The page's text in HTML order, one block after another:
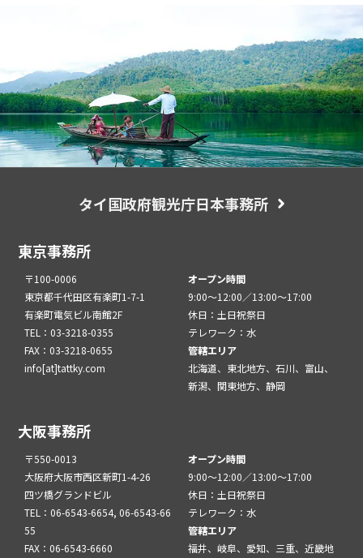
タイ国政府観光庁日本事務所
東京事務所
〒100-0006
東京都千代田区有楽町1-7-1
有楽町電気ビル南館2F
TEL：03-3218-0355
FAX：03-3218-0655
info[at]tattky.com
オープン時間
9:00～12:00／13:00～17:00
休日：土日祝祭日
テレワーク：水
管轄エリア
北海道、東北地方、石川、富山、
新潟、関東地方、静岡
大阪事務所
〒550-0013
大阪府大阪市西区新町1-4-26
四ツ橋グランドビル
TEL：06-6543-6654, 06-6543-66
55
FAX：06-6543-6660
オープン時間
9:00～12:00／13:00～17:00
休日：土日祝祭日
テレワーク：水
管轄エリア
福井、岐阜、愛知、三重、近畿地